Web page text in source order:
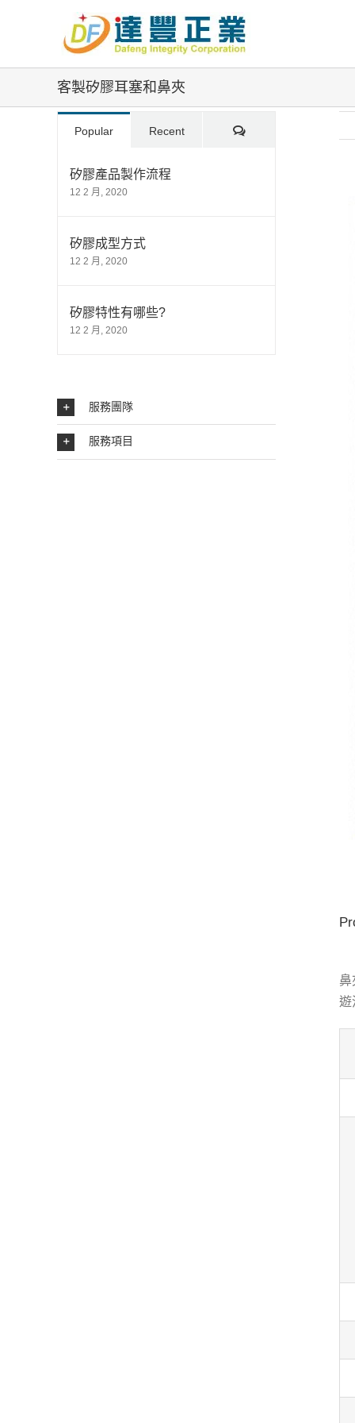
客製矽膠耳塞和鼻夾
鼻
遊
Popular Recent Comments
矽膠產品製作流程
12 2 月, 2020
矽膠成型方式
12 2 月, 2020
矽膠特性有哪些?
12 2 月, 2020
服務團隊
服務項目